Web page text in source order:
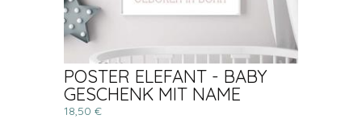
POSTER ELEFANT - BABY
GESCHENK MIT NAME
18,50 €